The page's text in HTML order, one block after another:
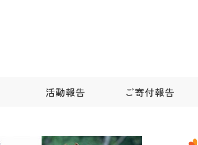
活動報告 ご寄付報告